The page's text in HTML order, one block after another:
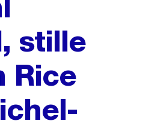
stille
Rice